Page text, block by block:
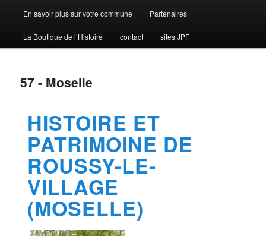
En savoir plus sur votre commune Partenaires
La Boutique de l’Histoire contact sites JPF
57 - Moselle
HISTOIRE ET
PATRIMOINE DE
ROUSSY-LE-
VILLAGE
(MOSELLE)